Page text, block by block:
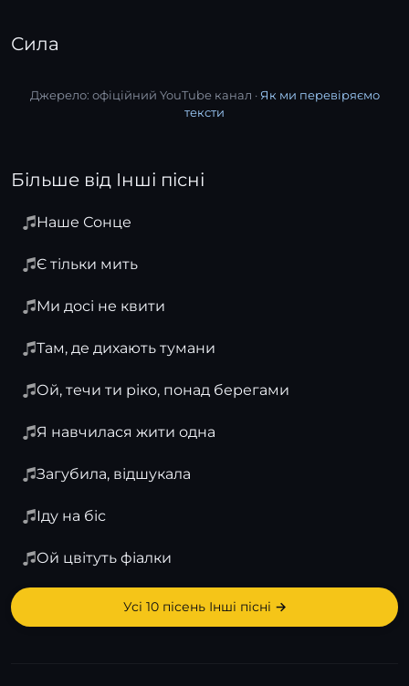
Сила
Джерело: офіційний YouTube канал · Як ми перевіряємо
тексти
Більше від Інші пісні
Наше Сонце
Є тільки мить
Ми досі не квити
Там, де дихають тумани
Ой, течи ти ріко, понад берегами
Я навчилася жити одна
Загубила, відшукала
Іду на біс
Ой цвітуть фіалки
Усі 10 пісень Інші пісні →